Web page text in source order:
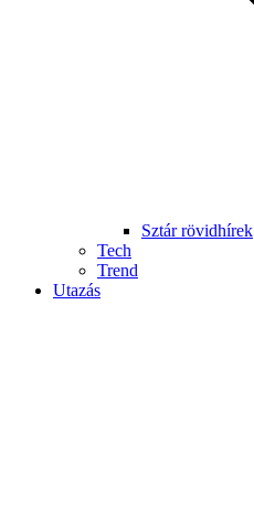
Sztár rövidhírek
Tech
Trend
Utazás